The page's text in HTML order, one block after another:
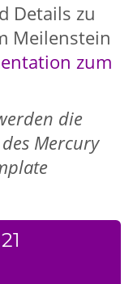
Details zu
Meilenstein
zum
die
Mercury